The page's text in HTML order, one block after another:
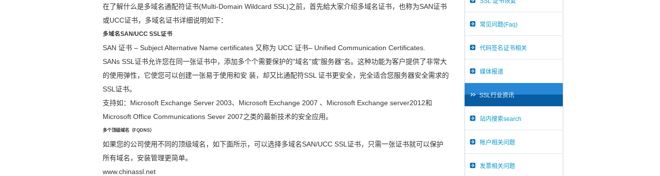
在了解什么是多域名通配符证书(Multi-Domain Wildcard SSL)之前，首先給大家介绍多域名证书，也称为SAN证书
或UCC证书，多域名证书详细说明如下：
多域名SAN/UCC SSL证书
SAN 证书 – Subject Alternative Name certificates 又称为 UCC 证书– Unified Communication Certificates.
SANs SSL证书允许您在同一张证书中，添加多个个需要保护的"域名"或"服务器"名。这种功能为客户提供了非常大
的使用弹性，它使您可以创建一张易于使用和安 装，却又比通配符SSL 证书更安全，完全适合您服务器安全需求的
SSL证书。
支持如：Microsoft Exchange Server 2003、Microsoft Exchange 2007 、Microsoft Exchange server2012和
Microsoft Office Communications Sever 2007之类的最新技术的安全应用。
多个顶级域名（FQDNS）
如果您的公司使用不同的顶级域名，如下面所示，可以选择多域名SAN/UCC SSL证书，只需一张证书就可以保护
所有域名，安装管理更简单。
www.chinassl.net
常见问题(Faq)
代码签名证书相关
媒体报道
SSL行业资讯
站内搜索search
帐户相关问题
发票相关问题